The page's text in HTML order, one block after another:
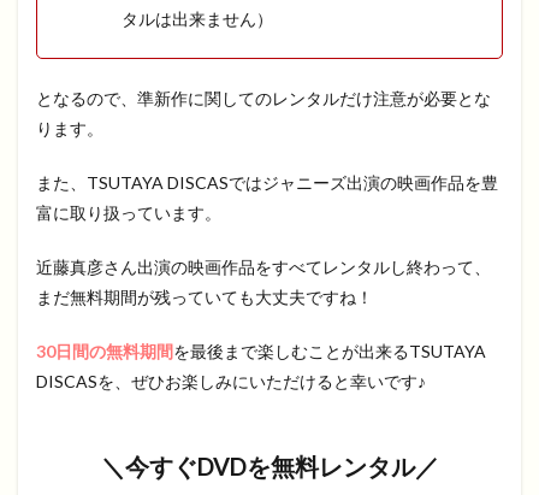
タルは出来ません）
となるので、準新作に関してのレンタルだけ注意が必要とな
ります。
また、TSUTAYA DISCASではジャニーズ出演の映画作品を豊
富に取り扱っています。
近藤真彦さん出演の映画作品をすべてレンタルし終わって、
まだ無料期間が残っていても大丈夫ですね！
30日間の無料期間を最後まで楽しむことが出来るTSUTAYA
DISCASを、ぜひお楽しみにいただけると幸いです♪
＼今すぐDVDを無料レンタル／